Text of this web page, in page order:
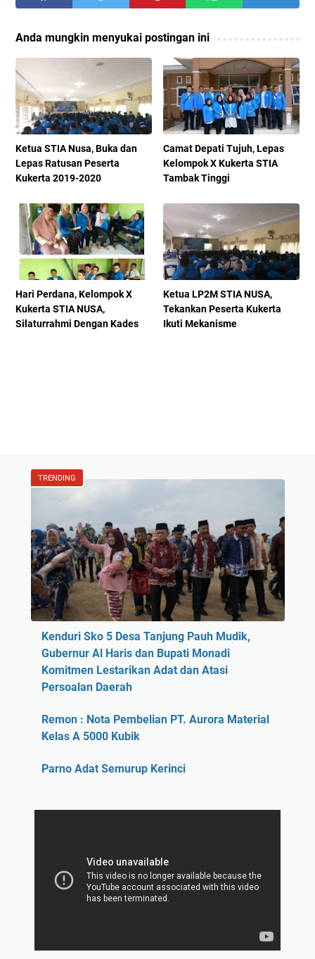
Anda mungkin menyukai postingan ini
Ketua STIA Nusa, Buka dan
Lepas Ratusan Peserta
Kukerta 2019-2020
Camat Depati Tujuh, Lepas
Kelompok X Kukerta STIA
Tambak Tinggi
Hari Perdana, Kelompok X
Kukerta STIA NUSA,
Silaturrahmi Dengan Kades
Ketua LP2M STIA NUSA,
Tekankan Peserta Kukerta
Ikuti Mekanisme
TRENDING
Kenduri Sko 5 Desa Tanjung Pauh Mudik,
Gubernur Al Haris dan Bupati Monadi
Komitmen Lestarikan Adat dan Atasi
Persoalan Daerah
Remon : Nota Pembelian PT. Aurora Material
Kelas A 5000 Kubik
Parno Adat Semurup Kerinci